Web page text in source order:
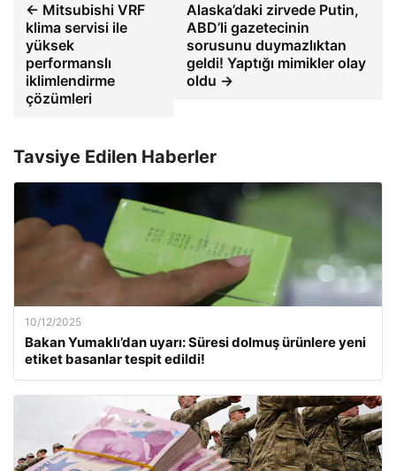
← Mitsubishi VRF
klima servisi ile
yüksek
performanslı
iklimlendirme
çözümleri
Alaska’daki zirvede Putin,
ABD’li gazetecinin
sorusunu duymazlıktan
geldi! Yaptığı mimikler olay
oldu →
Tavsiye Edilen Haberler
10/12/2025
Bakan Yumaklı’dan uyarı: Süresi dolmuş ürünlere yeni
etiket basanlar tespit edildi!